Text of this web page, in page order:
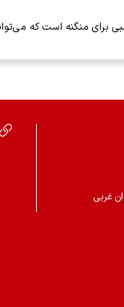
برای منگنه است که
غربی